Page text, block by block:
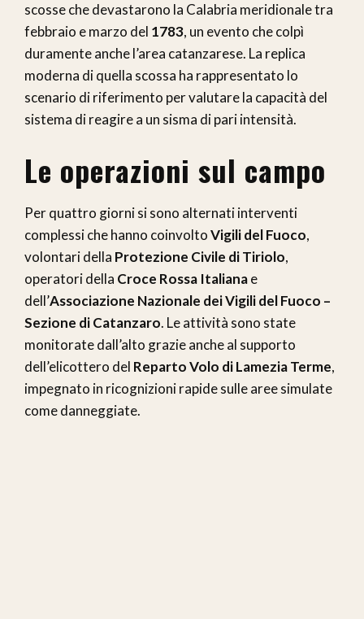
scosse che devastarono la Calabria meridionale tra
febbraio e marzo del 1783, un evento che colpì
duramente anche l’area catanzarese. La replica
moderna di quella scossa ha rappresentato lo
scenario di riferimento per valutare la capacità del
sistema di reagire a un sisma di pari intensità.
Le operazioni sul campo
Per quattro giorni si sono alternati interventi
complessi che hanno coinvoltoVigili del Fuoco,
volontari della Protezione Civile di Tiriolo,
operatori della Croce Rossa Italianae
dell’Associazione Nazionale dei Vigili del Fuoco –
Sezione di Catanzaro. Le attività sono state
monitorate dall’alto grazie anche al supporto
dell’elicottero del Reparto Volo di Lamezia Terme,
impegnato in ricognizioni rapide sulle aree simulate
come danneggiate.